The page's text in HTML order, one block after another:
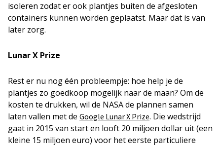
isoleren zodat er ook plantjes buiten de afgesloten
containers kunnen worden geplaatst. Maar dat is van
later zorg.
Lunar X Prize
Rest er nu nog één probleempje: hoe help je de
plantjes zo goedkoop mogelijk naar de maan? Om de
kosten te drukken, wil de NASA de plannen samen
laten vallen met de Google Lunar X Prize. Die wedstrijd
gaat in 2015 van start en looft 20 miljoen dollar uit (een
kleine 15 miljoen euro) voor het eerste particuliere